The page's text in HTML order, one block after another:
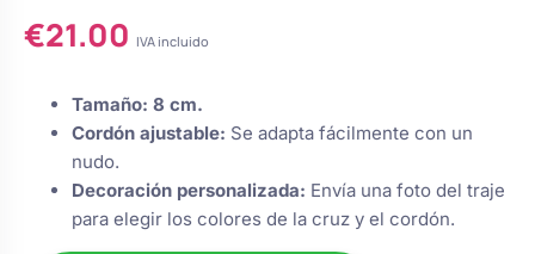
para arras
alianzas
porta alianzas
Perchas de comunión
personalizadas
Rasca y Gana para Comunión:
Sorpresas y Diversión
Detalles de comunión para invitados
Bolsos personalizados
Neceseres personalizados
Otros regalos
de 5 en
base a
€21.00 IVA incluido
Tamaño: 8 cm.
Cordón ajustable: Se adapta fácilmente con un
nudo.
Decoración personalizada: Envía una foto del traje
para elegir los colores de la cruz y el cordón.